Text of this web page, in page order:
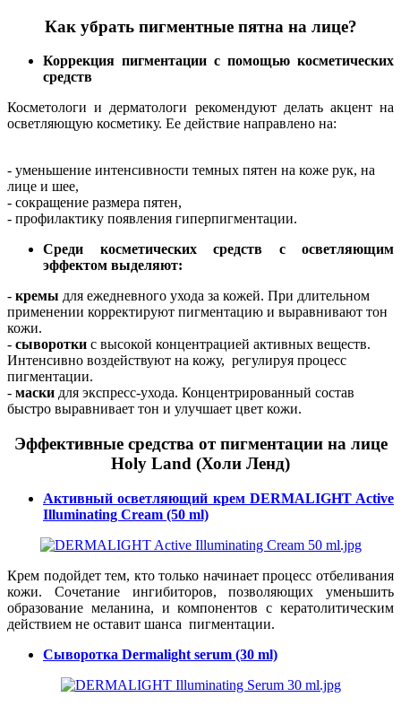
Как убрать пигментные пятна на лице?
Коррекция пигментации с помощью косметических
средств
Косметологи и дерматологи рекомендуют делать акцент на
осветляющую косметику. Ее действие направлено на:
- уменьшение интенсивности темных пятен на коже рук, на
лице и шее,
- сокращение размера пятен,
- профилактику появления гиперпигментации.
Среди косметических средств с осветляющим
эффектом выделяют:
- кремы для ежедневного ухода за кожей. При длительном
применении корректируют пигментацию и выравнивают тон
кожи.
- сыворотки с высокой концентрацией активных веществ.
Интенсивно воздействуют на кожу, регулируя процесс
пигментации.
- маски для экспресс-ухода. Концентрированный состав
быстро выравнивает тон и улучшает цвет кожи.
Эффективные средства от пигментации на лице
Holy Land (Холи Ленд)
Активный осветляющий крем DERMALIGHT Active
Illuminating Cream (50 ml)
Крем подойдет тем, кто только начинает процесс отбеливания
кожи. Сочетание ингибиторов, позволяющих уменьшить
образование меланина, и компонентов с кератолитическим
действием не оставит шанса пигментации.
Сыворотка Dermalight serum (30 ml)